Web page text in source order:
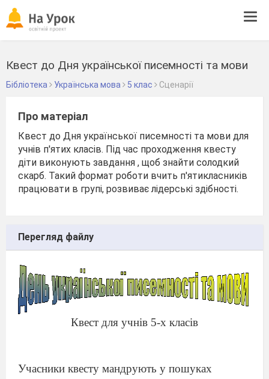
Квест до Дня української писемності та мови
Бібліотека Українська мова 5 клас Сценарії
Про матеріал
Квест до Дня української писемності та мови для
учнів п'ятих класів. Під час проходження квесту
діти виконують завдання , щоб знайти солодкий
скарб. Такий формат роботи вчить п'ятикласників
працювати в групі, розвиває лідерські здібності.
Перегляд файлу
Квест для учнів 5-х класів
Учасники квесту мандрують у пошуках